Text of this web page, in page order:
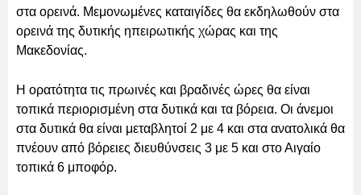
στα ορεινά. Mεμονωμένες καταιγίδες θα εκδηλωθούν στα
ορεινά της δυτικής ηπειρωτικής χώρας και της
Μακεδονίας.
Η ορατότητα τις πρωινές και βραδινές ώρες θα είναι
τοπικά περιορισμένη στα δυτικά και τα βόρεια. Οι άνεμοι
στα δυτικά θα είναι μεταβλητοί 2 με 4 και στα ανατολικά θα
πνέουν από βόρειες διευθύνσεις 3 με 5 και στο Αιγαίο
τοπικά 6 μποφόρ.